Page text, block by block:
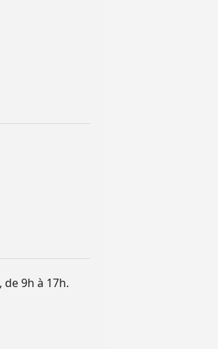
9h à 17h.